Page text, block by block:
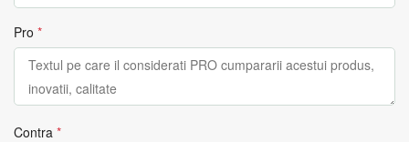
Pro *
Contra *